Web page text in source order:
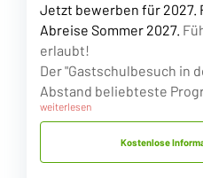
Jetzt bewerben für
Abreise Sommer 2027.
erlaubt!
Der "Gastschulbesuch in
Abstand beliebteste
weiterlesen
Kostenlose